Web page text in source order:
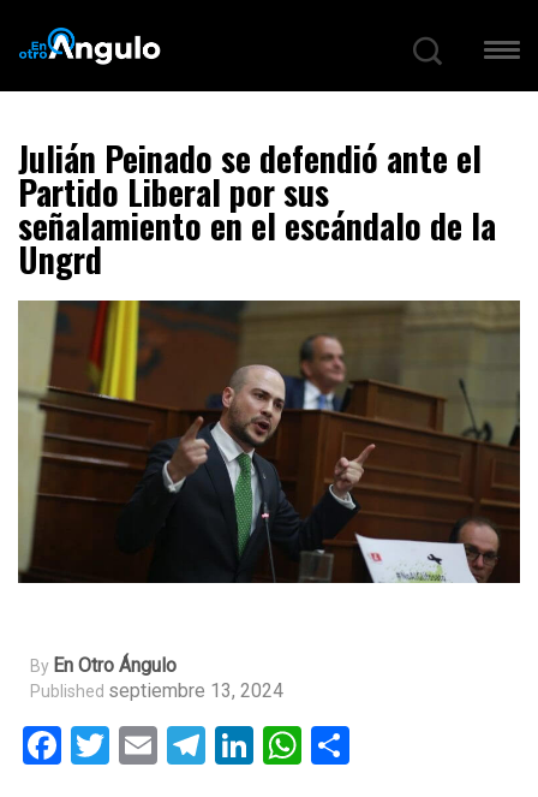
Julián Peinado se defendió ante el
Partido Liberal por sus
señalamiento en el escándalo de la
Ungrd
By En Otro Ángulo
Published septiembre 13, 2024
Facebook
Twitter
EmailTelegram
LinkedInWhatsApp